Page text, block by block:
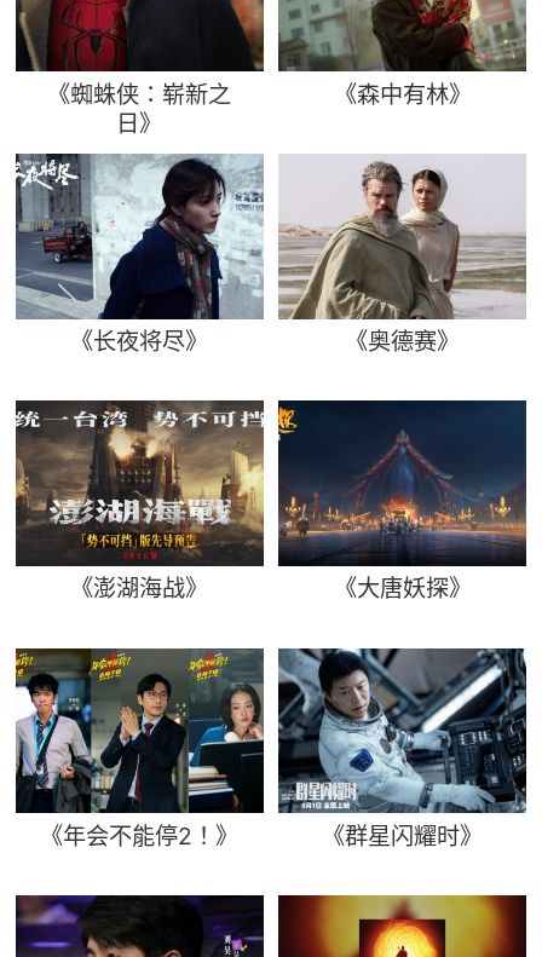
《蜘蛛侠：崭新之
日》
《森中有林》
《长夜将尽》 《奥德赛》
《澎湖海战》 《大唐妖探》
《年会不能停2！》 《群星闪耀时》